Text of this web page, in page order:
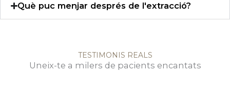
Què puc menjar després de l'extracció?
TESTIMONIS REALS
Uneix-te a milers de pacients encantats